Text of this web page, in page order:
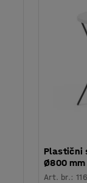
Plastični
Ø800 mm
Art. br.: